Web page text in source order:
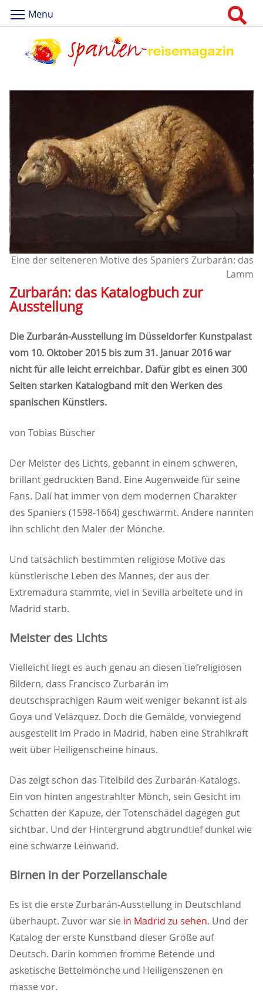
Menu
Eine der selteneren Motive des Spaniers Zurbarán: das
Lamm
Zurbarán: das Katalogbuch zur
Ausstellung
Die Zurbarán-Ausstellung im Düsseldorfer Kunstpalast
vom 10. Oktober 2015 bis zum 31. Januar 2016 war
nicht für alle leicht erreichbar. Dafür gibt es einen 300
Seiten starken Katalogband mit den Werken des
spanischen Künstlers.
von Tobias Büscher
Der Meister des Lichts, gebannt in einem schweren,
brillant gedruckten Band. Eine Augenweide für seine
Fans. Dalí hat immer von dem modernen Charakter
des Spaniers (1598-1664) geschwärmt. Andere nannten
ihn schlicht den Maler der Mönche.
Und tatsächlich bestimmten religiöse Motive das
künstlerische Leben des Mannes, der aus der
Extremadura stammte, viel in Sevilla arbeitete und in
Madrid starb.
Meister des Lichts
Vielleicht liegt es auch genau an diesen tiefreligiösen
Bildern, dass Francisco Zurbarán im
deutschsprachigen Raum weit weniger bekannt ist als
Goya und Velázquez. Doch die Gemälde, vorwiegend
ausgestellt im Prado in Madrid, haben eine Strahlkraft
weit über Heiligenscheine hinaus.
Das zeigt schon das Titelbild des Zurbarán-Katalogs.
Ein von hinten angestrahlter Mönch, sein Gesicht im
Schatten der Kapuze, der Totenschädel dagegen gut
sichtbar. Und der Hintergrund abgtrundtief dunkel wie
eine schwarze Leinwand.
Birnen in der Porzellanschale
Es ist die erste Zurbarán-Ausstellung in Deutschland
überhaupt. Zuvor war sie in Madrid zu sehen. Und der
Katalog der erste Kunstband dieser Größe auf
Deutsch. Darin kommen fromme Betende und
asketische Bettelmönche und Heiligenszenen en
masse vor.